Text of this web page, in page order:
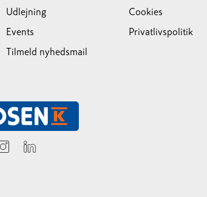
Udlejning
Events
Tilmeld nyhedsmail
Cookies
Privatlivspolitik